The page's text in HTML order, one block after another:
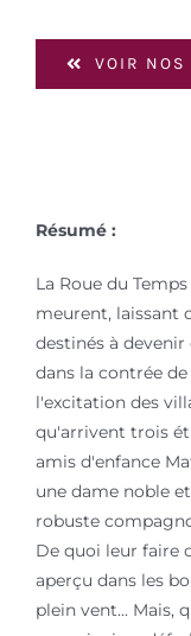
VOIR NOS
Résumé :
La Roue du
meurent, laissant
destinés à devenir
dans la contrée
l'excitation des
qu'arrivent trois
amis d'enfance
une dame noble
robuste
De quoi leur faire
aperçu dans les
plein vent... Mais,